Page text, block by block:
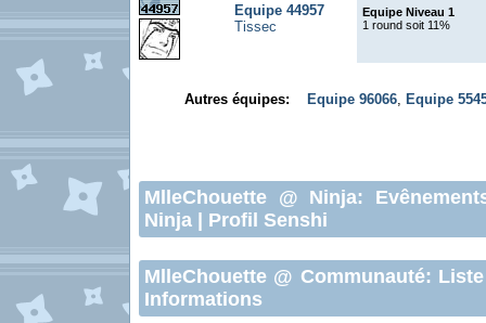
Equipe 44957
Tissec
Equipe Niveau 1
1 round soit 11%
Autres équipes: Equipe 96066, Equipe
MlleChouette @ Ninja:
Ninja
Profil Senshi
MlleChouette @ Communauté:
Informations